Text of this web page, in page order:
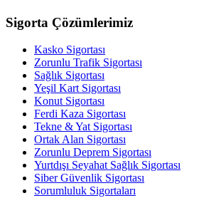
Sigorta Çözümlerimiz
Kasko Sigortası
Zorunlu Trafik Sigortası
Sağlık Sigortası
Yeşil Kart Sigortası
Konut Sigortası
Ferdi Kaza Sigortası
Tekne & Yat Sigortası
Ortak Alan Sigortası
Zorunlu Deprem Sigortası
Yurtdışı Seyahat Sağlık Sigortası
Siber Güvenlik Sigortası
Sorumluluk Sigortaları